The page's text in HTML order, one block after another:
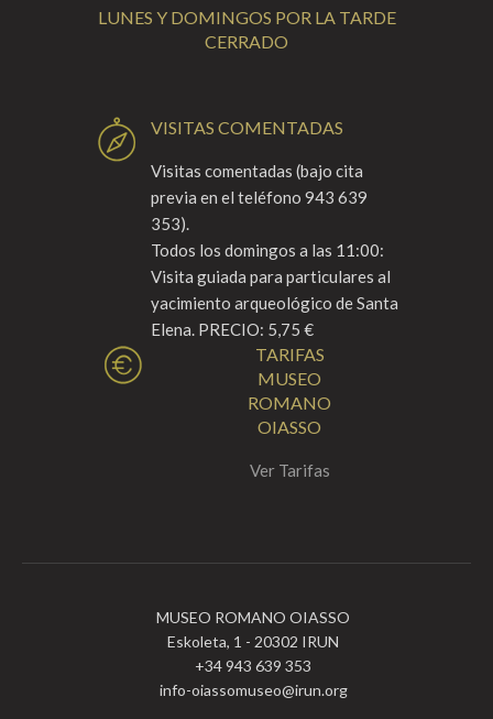
LUNES Y DOMINGOS POR LA TARDE
CERRADO
VISITAS COMENTADAS
Visitas comentadas (bajo cita
previa en el teléfono 943 639
353).
Todos los domingos a las 11:00:
Visita guiada para particulares al
yacimiento arqueológico de Santa
Elena. PRECIO: 5,75 €
TARIFAS
MUSEO
ROMANO
OIASSO
Ver Tarifas
MUSEO ROMANO OIASSO
Eskoleta, 1 - 20302 IRUN
+34 943 639 353
info-oiassomuseo@irun.org